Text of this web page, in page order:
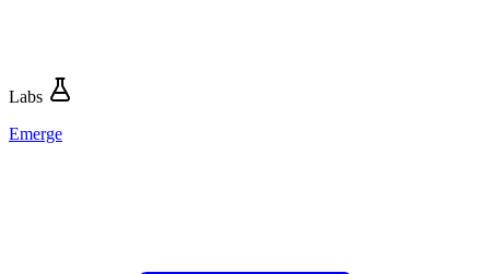
Labs
Emerge